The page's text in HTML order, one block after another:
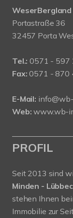
WeserBergland
Portastraße 36
32457 Porta
Tel.: 0571 - 597
Fax: 0571 - 870
E-Mail:
Web: www.wb-
PROFIL
Seit 2013 sind
Minden -
stehen Ihnen
Immobilie zur